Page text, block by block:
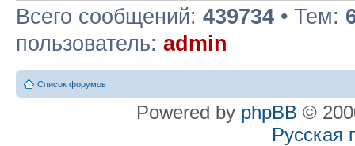
Всего сообщений: 439734 • Тем:
пользователь: admin
Список форумов
Powered by phpBB ©
Русская